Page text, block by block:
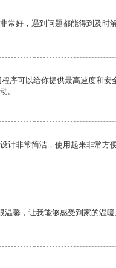
常好，遇到问题都能得到及时解
序可以给你提供最高速度和安
。
计非常简洁，使用起来非常方
温馨，让我能够感受到家的温暖